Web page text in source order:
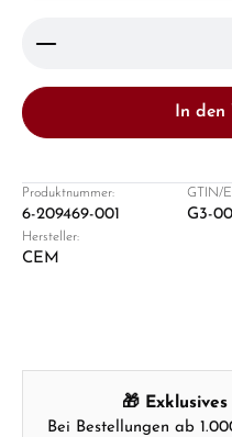
Produkt Anzahl: Gib
In
Produktnummer:
6-209469-001
GTIN/
G3-
Hersteller:
CEM
🎁
Bei Bestellungen ab